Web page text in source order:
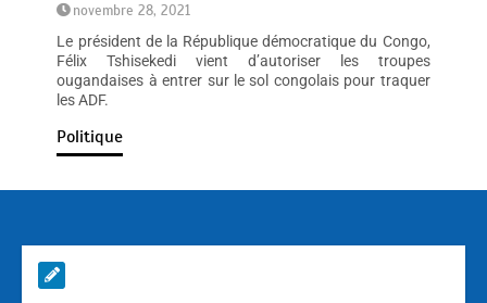
novembre 28, 2021
Le président de la République démocratique du Congo,
Félix Tshisekedi vient d’autoriser les troupes
ougandaises à entrer sur le sol congolais pour traquer
les ADF.
Politique